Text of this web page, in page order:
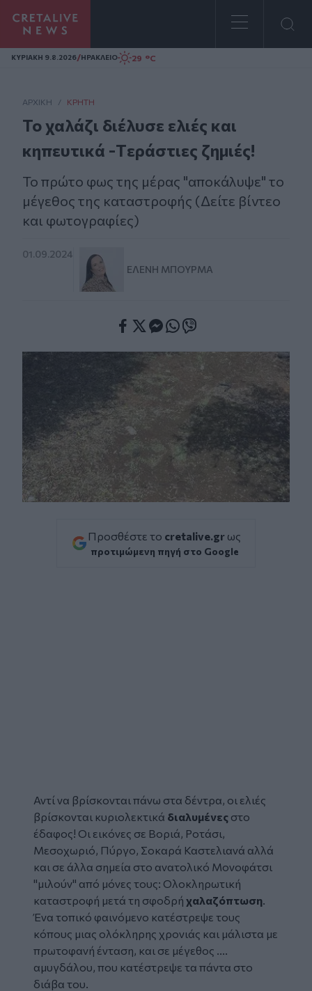
Homepage
ΚΥΡΙΑΚΗ 9.8.2026/ΗΡΑΚΛΕΙΟ 29 °C
ΑΡΧΙΚΗ / ΚΡΉΤΗ
To χαλάζι διέλυσε ελιές και
κηπευτικά -Tεράστιες ζημιές!
Το πρώτο φως της μέρας "αποκάλυψε" το
μέγεθος της καταστροφής (Δείτε βίντεο
και φωτογραφίες)
01.09.2024
ΕΛΈΝΗ ΜΠΟΥΡΜΆ
Προσθέστε το cretalive.gr ως
προτιμώμενη πηγή στο Google
Αντί να βρίσκονται πάνω στα δέντρα, οι ελιές
βρίσκονται κυριολεκτικά διαλυμένες στο
έδαφος! Οι εικόνες σε Βοριά, Ροτάσι,
Μεσοχωριό, Πύργο, Σοκαρά Καστελιανά αλλά
και σε άλλα σημεία στο ανατολικό Μονοφάτσι
"μιλούν" από μόνες τους: Ολοκληρωτική
καταστροφή μετά τη σφοδρή χαλαζόπτωση.
Ένα τοπικό φαινόμενο κατέστρεψε τους
κόπους μιας ολόκληρης χρονιάς και μάλιστα με
πρωτοφανή ένταση, και σε μέγεθος ....
αμυγδάλου, που κατέστρεψε τα πάντα στο
διάβα του.